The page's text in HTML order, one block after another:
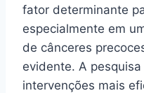
fator determinante
especialmente em
de cânceres
evidente. A
intervenções mais